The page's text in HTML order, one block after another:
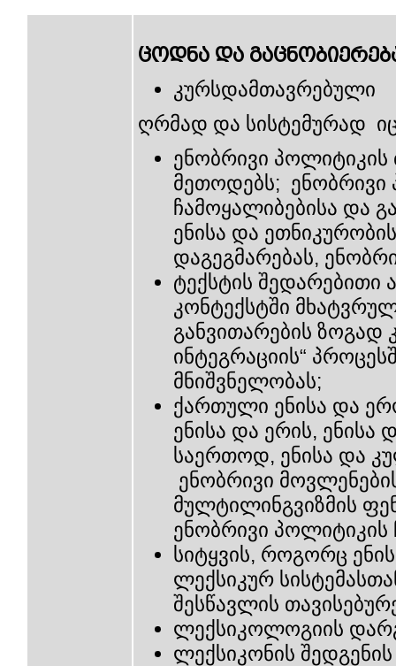
ცოდნა და
კურსდამთავრებული
ღრმად და სისტემურად
ენობრივი
მეთოდებს;
ჩამოყალიბებისა და
ენისა და
დაგეგმარებას,
ტექსტის შედარებითი
კონტექსტში
განვითარების ზოგად
ინტეგრაციის“
მნიშვნელობას;
ქართული ენისა და
ენისა და ერის, ენისა
საერთოდ, ენისა და
ენობრივი
მულტილინგვიზმის
ენობრივი
სიტყვის, როგორც
ლექსიკურ
შესწავლის
ლექსიკოლოგიის
ლექსიკონის